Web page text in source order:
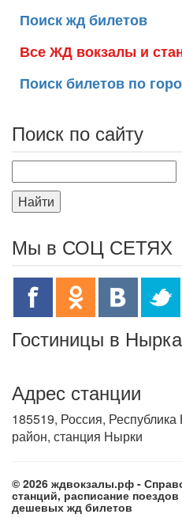
Поиск жд билетов
Все ЖД вокзалы и
Поиск билетов по
Поиск по сайту
Найти
Мы в СОЦ СЕТЯХ
Гостиницы в
Адрес станции
185519, Россия,
район, станция Нырки
© 2026 ждвокзалы.рф -
станций, расписание
дешевых жд билетов